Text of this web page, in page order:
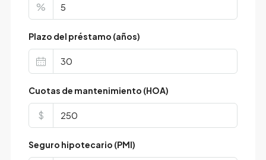
%
Plazo del préstamo (años)
Cuotas de mantenimiento (HOA)
$
Seguro hipotecario (PMI)